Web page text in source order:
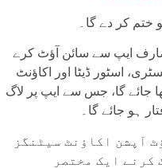
ختم کر دے گا۔
ایپ سے سائن آؤٹ کرے
اسٹور ڈیٹا اور اکاؤنٹ
جائے گا، جس سے ایپ پر لاگ
ہو جائے گا۔
آپشن اکاؤنٹ سیٹنگز
کرنے ایک مختصر